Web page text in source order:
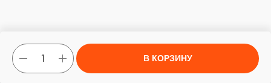
В КОРЗИНУ
Tilda